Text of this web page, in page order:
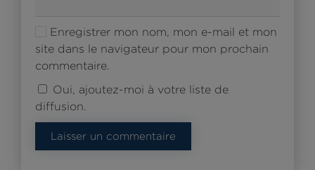
Enregistrer mon nom, mon e-mail et mon
site dans le navigateur pour mon prochain
commentaire.
Oui, ajoutez-moi à votre liste de
diffusion.
Laisser un commentaire